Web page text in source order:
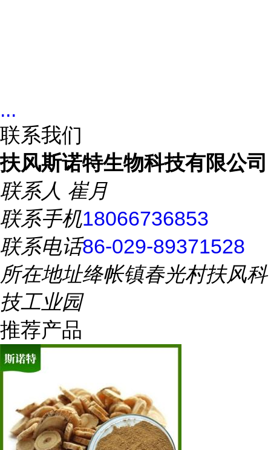
...
联系我们
扶风斯诺特生物科技有限公司
联系人 崔月
联系手机18066736853
联系电话86-029-89371528
所在地址绛帐镇春光村扶风科
技工业园
推荐产品